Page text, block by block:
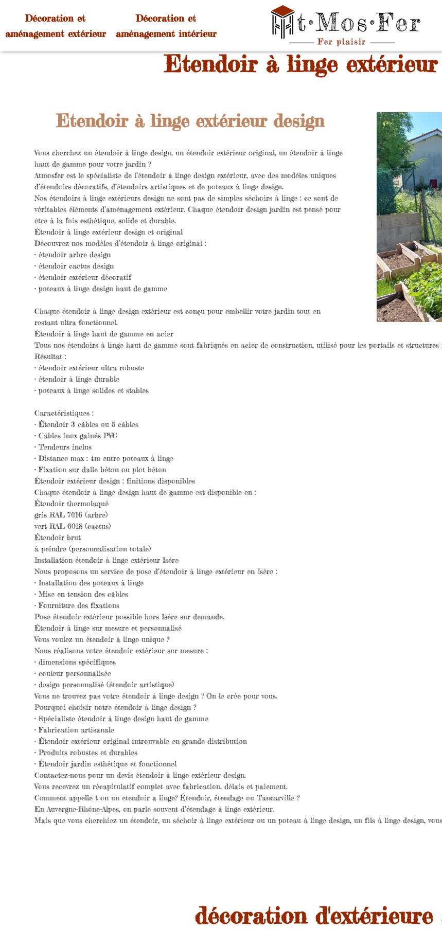
Décoration et
aménagement extérieur
Décoration et
aménagement intérieur
Etendoir à linge
Etendoir à linge extérieur design
Vous cherchez un étendoir à linge design, un étendoir extérieur original, un étendoir à linge
haut de gamme pour votre jardin ?
Atmosfer est le spécialiste de l’étendoir à linge design extérieur, avec des modèles uniques
d’étendoirs décoratifs, d’étendoirs artistiques et de poteaux à linge design.
Nos étendoirs à linge extérieurs design ne sont pas de simples séchoirs à linge : ce sont de
véritables éléments d’aménagement extérieur. Chaque étendoir design jardin est pensé pour
être à la fois esthétique, solide et durable.
Étendoir à linge extérieur design et original
Découvrez nos modèles d’étendoir à linge original :
• étendoir arbre design
• étendoir cactus design
• étendoir extérieur décoratif
• poteaux à linge design haut de gamme
Chaque étendoir à linge design extérieur est conçu pour embellir votre jardin tout en
restant ultra fonctionnel.
Étendoir à linge haut de gamme en acier
Tous nos étendoirs à linge haut de gamme sont fabriqués en acier de construction, utilisé pour les portails et structures
Résultat :
• étendoir extérieur ultra robuste
• étendoir à linge durable
• poteaux à linge solides et stables
Caractéristiques :
• Étendoir 3 câbles ou 5 câbles
• Câbles inox gainés PVC
• Tendeurs inclus
• Distance max : 4m entre poteaux à linge
• Fixation sur dalle béton ou plot béton
Étendoir extérieur design : finitions disponibles
Chaque étendoir à linge design haut de gamme est disponible en :
Étendoir thermolaqué
gris RAL 7016 (arbre)
vert RAL 6018 (cactus)
Étendoir brut
à peindre (personnalisation totale)
Installation étendoir à linge extérieur Isère
Nous proposons un service de pose d’étendoir à linge extérieur en Isère :
• Installation des poteaux à linge
• Mise en tension des câbles
• Fourniture des fixations
Pose étendoir extérieur possible hors Isère sur demande.
Étendoir à linge sur mesure et personnalisé
Vous voulez un étendoir à linge unique ?
Nous réalisons votre étendoir extérieur sur mesure :
• dimensions spécifiques
• couleur personnalisée
• design personnalisé (étendoir artistique)
Vous ne trouvez pas votre étendoir à linge design ? On le crée pour vous.
Pourquoi choisir notre étendoir à linge design ?
• Spécialiste étendoir à linge design haut de gamme
• Fabrication artisanale
• Étendoir extérieur original introuvable en grande distribution
• Produits robustes et durables
• Étendoir jardin esthétique et fonctionnel
Contactez-nous pour un devis étendoir à linge extérieur design.
Vous recevrez un récapitulatif complet avec fabrication, délais et paiement.
Comment appelle t on un etendoir a linge? Étendoir, étendage ou Tancarville ?
En Auvergne-Rhône-Alpes, on parle souvent d’étendage à linge extérieur.
Mais que vous cherchiez un étendoir, un séchoir à linge extérieur ou un poteau à linge design, un fils à linge design,
décoration d'extérieure